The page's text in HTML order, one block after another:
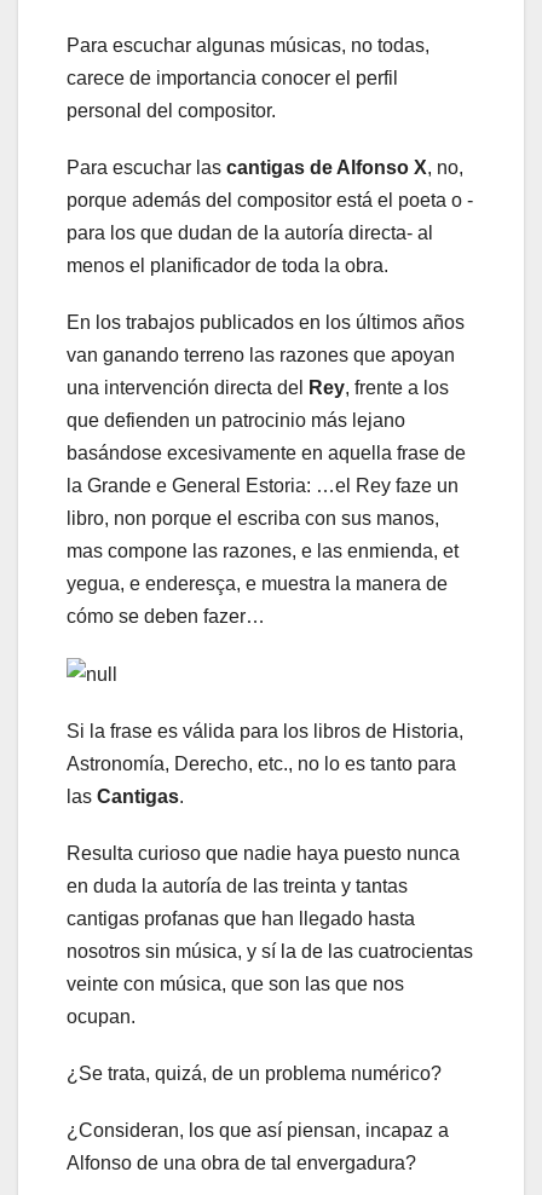
Para escuchar algunas músicas, no todas,
carece de importancia conocer el perfil
personal del compositor.
Para escuchar las cantigas de Alfonso X, no,
porque además del compositor está el poeta o -
para los que dudan de la autoría directa- al
menos el planificador de toda la obra.
En los trabajos publicados en los últimos años
van ganando terreno las razones que apoyan
una intervención directa del
Rey, frente a los
que defienden un patrocinio más lejano
basándose excesivamente en aquella frase de
la Grande e General Estoria: …el Rey faze un
libro, non porque el escriba con sus manos,
mas compone las razones, e las enmienda, et
yegua, e enderesça, e muestra la manera de
cómo se deben fazer…
Si la frase es válida para los libros de Historia,
Astronomía, Derecho, etc., no lo es tanto para
las Cantigas.
Resulta curioso que nadie haya puesto nunca
en duda la autoría de las treinta y tantas
cantigas profanas que han llegado hasta
nosotros sin música, y sí la de las cuatrocientas
veinte con música, que son las que nos
ocupan.
¿Se trata, quizá, de un problema numérico?
¿Consideran, los que así piensan, incapaz a
Alfonso de una obra de tal envergadura?